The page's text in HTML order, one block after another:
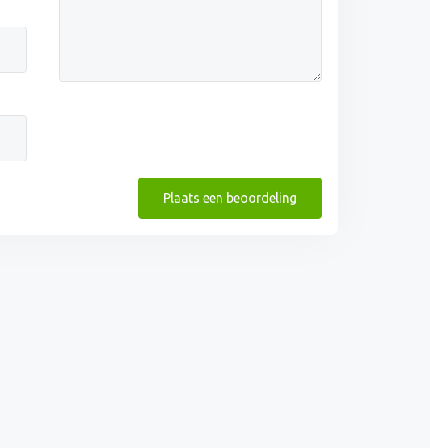
Plaats een beoordeling